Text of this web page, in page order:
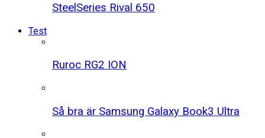
SteelSeries Rival 650
Test
Ruroc RG2 ION
Så bra är Samsung Galaxy Book3 Ultra